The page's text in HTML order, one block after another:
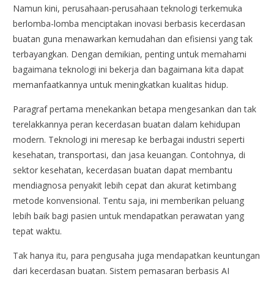
Namun kini, perusahaan-perusahaan teknologi terkemuka
berlomba-lomba menciptakan inovasi berbasis kecerdasan
buatan guna menawarkan kemudahan dan efisiensi yang tak
terbayangkan. Dengan demikian, penting untuk memahami
bagaimana teknologi ini bekerja dan bagaimana kita dapat
memanfaatkannya untuk meningkatkan kualitas hidup.
Paragraf pertama menekankan betapa mengesankan dan tak
terelakkannya peran kecerdasan buatan dalam kehidupan
modern. Teknologi ini meresap ke berbagai industri seperti
kesehatan, transportasi, dan jasa keuangan. Contohnya, di
sektor kesehatan, kecerdasan buatan dapat membantu
mendiagnosa penyakit lebih cepat dan akurat ketimbang
metode konvensional. Tentu saja, ini memberikan peluang
lebih baik bagi pasien untuk mendapatkan perawatan yang
tepat waktu.
Tak hanya itu, para pengusaha juga mendapatkan keuntungan
dari kecerdasan buatan. Sistem pemasaran berbasis AI